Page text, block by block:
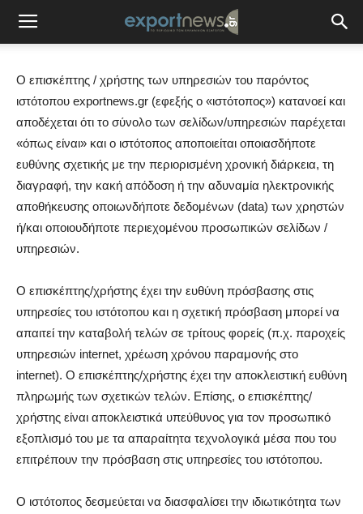
Ο επισκέπτης / χρήστης των υπηρεσιών του παρόντος
ιστότοπου exportnews.gr (εφεξής ο «ιστότοπος») κατανοεί και
αποδέχεται ότι το σύνολο των σελίδων/υπηρεσιών παρέχεται
«όπως είναι» και ο ιστότοπος αποποιείται οποιασδήποτε
ευθύνης σχετικής με την περιορισμένη χρονική διάρκεια, τη
διαγραφή, την κακή απόδοση ή την αδυναμία ηλεκτρονικής
αποθήκευσης οποιωνδήποτε δεδομένων (data) των χρηστών
ή/και οποιουδήποτε περιεχομένου προσωπικών σελίδων /
υπηρεσιών.
Ο επισκέπτης/χρήστης έχει την ευθύνη πρόσβασης στις
υπηρεσίες του ιστότοπου και η σχετική πρόσβαση μπορεί να
απαιτεί την καταβολή τελών σε τρίτους φορείς (π.χ. παροχείς
υπηρεσιών internet, χρέωση χρόνου παραμονής στο
internet). Ο επισκέπτης/χρήστης έχει την αποκλειστική ευθύνη
πληρωμής των σχετικών τελών. Επίσης, ο επισκέπτης/
χρήστης είναι αποκλειστικά υπεύθυνος για τον προσωπικό
εξοπλισμό του με τα απαραίτητα τεχνολογικά μέσα που του
επιτρέπουν την πρόσβαση στις υπηρεσίες του ιστότοπου.
Ο ιστότοπος δεσμεύεται να διασφαλίσει την ιδιωτικότητα των